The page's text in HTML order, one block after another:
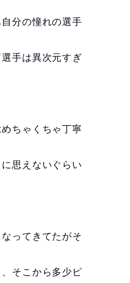
分の憧れの選手
手は異次元すぎ
ちゃくちゃ丁寧
思えないぐらい
ってきてたがそ
そこから多少ピ